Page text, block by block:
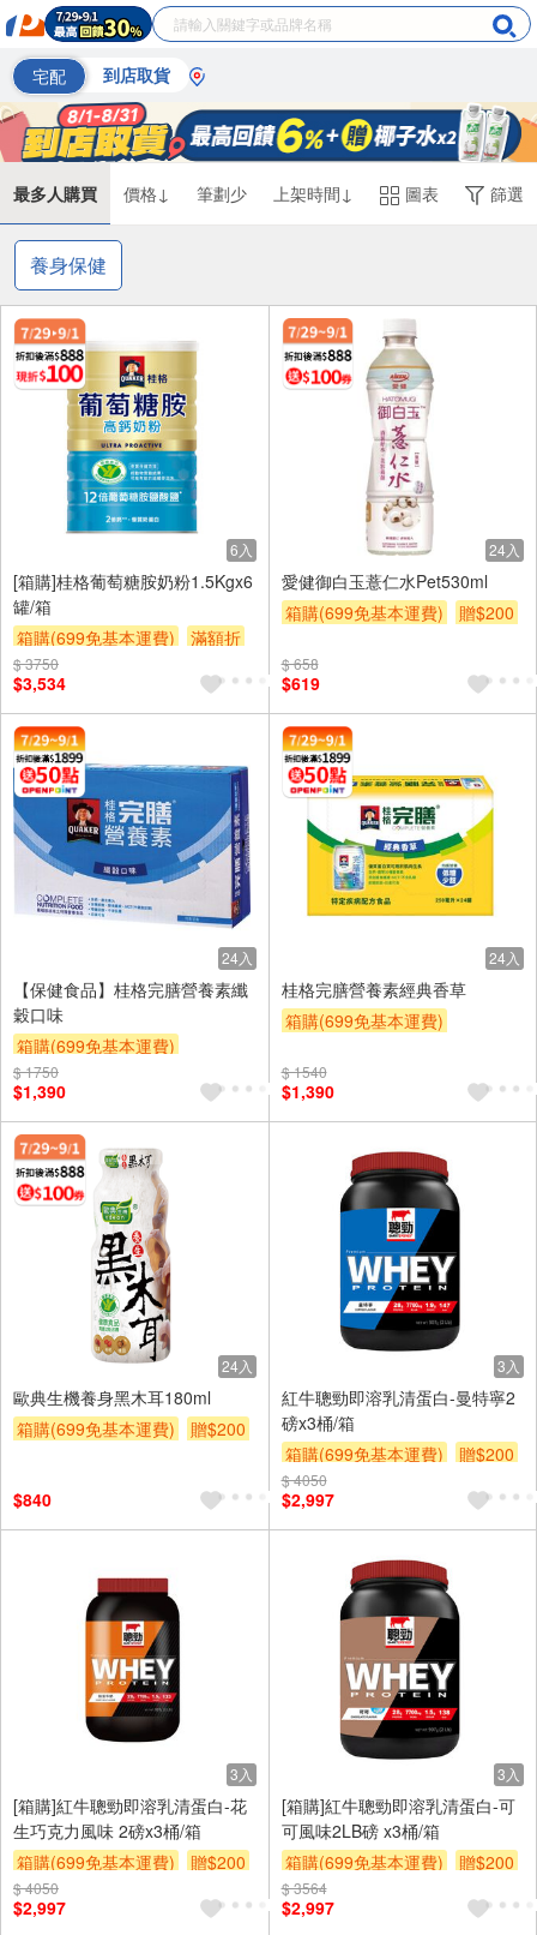
宅配 到店取貨
最多人購買 價格↓ 筆劃少 上架時間↓ 圖表 篩選
養身保健
6入
[箱購]桂格葡萄糖胺奶粉1.5Kgx6
罐/箱
箱購(699免基本運費)
滿額折
贈$200
$ 3750
$3,534
24入
愛健御白玉薏仁水Pet530ml
箱購(699免基本運費)
贈$200
$ 658
$619
24入
【保健食品】桂格完膳營養素纖
穀口味
箱購(699免基本運費)
贈OPENPOINT
$ 1750
$1,390
24入
桂格完膳營養素經典香草
箱購(699免基本運費)
$ 1540
$1,390
24入
歐典生機養身黑木耳180ml
箱購(699免基本運費)
贈$200
$840
3入
紅牛聰勁即溶乳清蛋白-曼特寧2
磅x3桶/箱
箱購(699免基本運費)
贈$200
$ 4050
$2,997
3入
[箱購]紅牛聰勁即溶乳清蛋白-花
生巧克力風味 2磅x3桶/箱
箱購(699免基本運費)
贈$200
$ 4050
$2,997
3入
[箱購]紅牛聰勁即溶乳清蛋白-可
可風味2LB磅 x3桶/箱
箱購(699免基本運費)
贈$200
$ 3564
$2,997